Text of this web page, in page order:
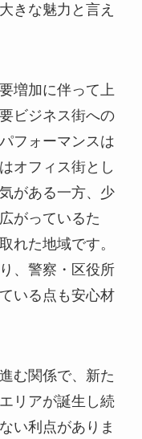
きな魅力と言え
増加に伴って上
ビジネス街への
フォーマンスは
オフィス街とし
がある一方、少
がっているた
れた地域です。
、警察・区役所
いる点も安心材
む関係で、新た
リアが誕生し続
い利点がありま